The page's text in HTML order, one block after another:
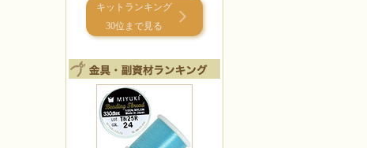
キットランキング
30位まで見る